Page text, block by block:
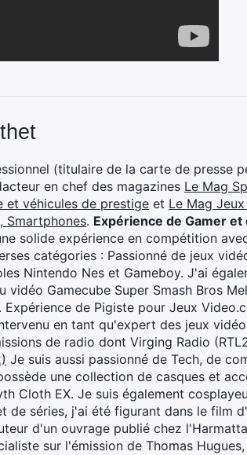
(titulaire de la carte de presse
en chef des magazines Le Mag
et véhicules de prestige et Le Mag
Smartphones. Expérience de Gamer
solide expérience en compétition
catégories : Passionné de jeux
Nintendo Nes et Gameboy. J'ai
vidéo Gamecube Super Smash Bros
Expérience de Pigiste pour Jeux
en tant qu'expert des jeux
de radio dont Virging Radio
Je suis aussi passionné de Tech, de
une collection de casques et
Cloth EX. Je suis également
de séries, j'ai été figurant dans le film
d'un ouvrage publié chez
sur l'émission de Thomas